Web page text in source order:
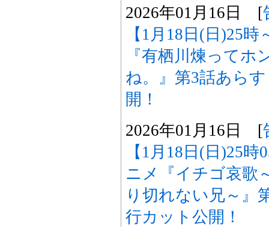
2026年01月16日 [
【1月18日(日)25
『有栖川煉ってホ
ね。』第3話あら
開！
2026年01月16日 [
【1月18日(日)25
ニメ『イチゴ哀歌
り切れない兄～
行カット公開！